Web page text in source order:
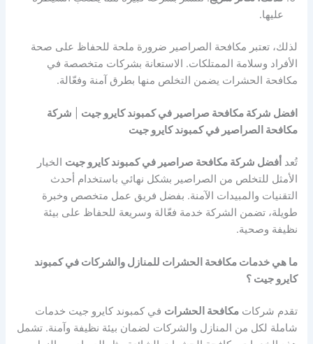
عليها.
لذلك، تعتبر مكافحة الصراصير ضرورة ملحة للحفاظ على صحة
الأفراد وسلامة الممتلكات. الاستعانة بشركات متخصصة في
مكافحة الحشرات يضمن التخلص منها بطرق آمنة وفعّالة.
افضل شركة مكافحة صراصير في كمبوند كايرو جيت
شركة
مكافحة الصراصير في كمبوند كايرو جيت
تُعد أفضل شركة مكافحة صراصير في كمبوند كايرو جيت الخيار
الأمثل للتخلص من الصراصير بشكل نهائي باستخدام أحدث
التقنيات والمبيدات الآمنة. بفضل فريق عمل متخصص وخبرة
طويلة، تضمن الشركة خدمة فعّالة وسريعة للحفاظ على بيئة
نظيفة وصحية.
ما هي خدمات مكافحة الحشرات للمنازل والشركات في كمبوند
كايرو جيت ؟
تقدم شركاتمكافحة الحشرات في كمبوند كايرو جيت خدمات
شاملة لكل من المنازل والشركات لضمان بيئة نظيفة وآمنة. تشمل